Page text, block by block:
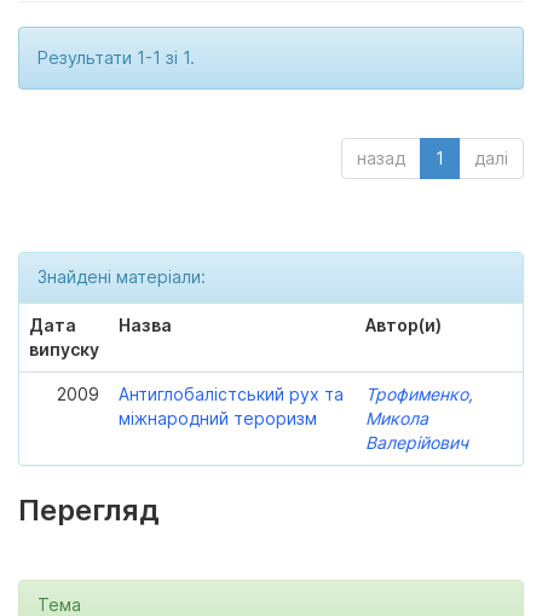
Результати 1-1 зі 1.
назад 1 далі
Знайдені матеріали:
Дата
випуску
Назва Автор(и)
2009
Антиглобалістський рух та
міжнародний тероризм
Трофименко,
Микола
Валерійович
Перегляд
Тема